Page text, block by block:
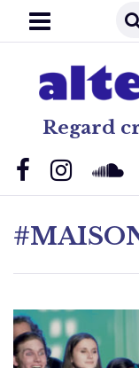
Regard